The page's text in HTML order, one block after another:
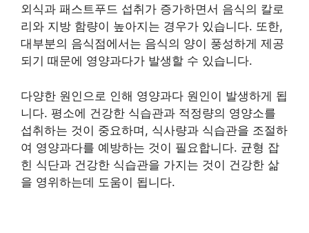
외식과 패스트푸드 섭취가 증가하면서 음식의 칼로
리와 지방 함량이 높아지는 경우가 있습니다. 또한,
대부분의 음식점에서는 음식의 양이 풍성하게 제공
되기 때문에 영양과다가 발생할 수 있습니다.
다양한 원인으로 인해 영양과다 원인이 발생하게 됩
니다. 평소에 건강한 식습관과 적정량의 영양소를
섭취하는 것이 중요하며, 식사량과 식습관을 조절하
여 영양과다를 예방하는 것이 필요합니다. 균형 잡
힌 식단과 건강한 식습관을 가지는 것이 건강한 삶
을 영위하는데 도움이 됩니다.